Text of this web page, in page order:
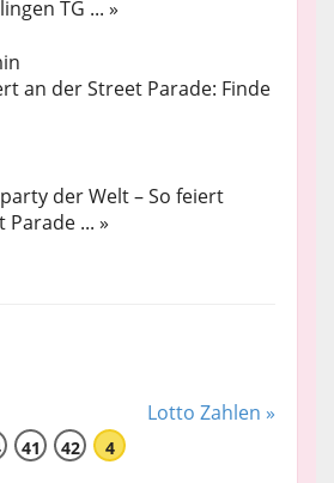
TG ... »
an der Street Parade: Finde
der Welt – So feiert
... »
Lotto Zahlen »
41 42 4